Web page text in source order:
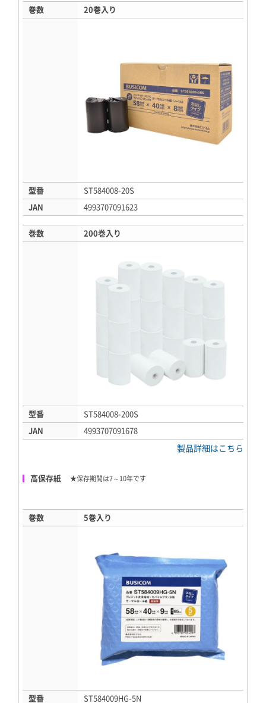
巻数 20巻入り
型番 ST584008-20S
JAN 4993707091623
巻数 200巻入り
型番 ST584008-200S
JAN 4993707091678
製品詳細はこちら
高保存紙 ★保存期間は7～10年です
巻数 5巻入り
型番 ST584009HG-5N